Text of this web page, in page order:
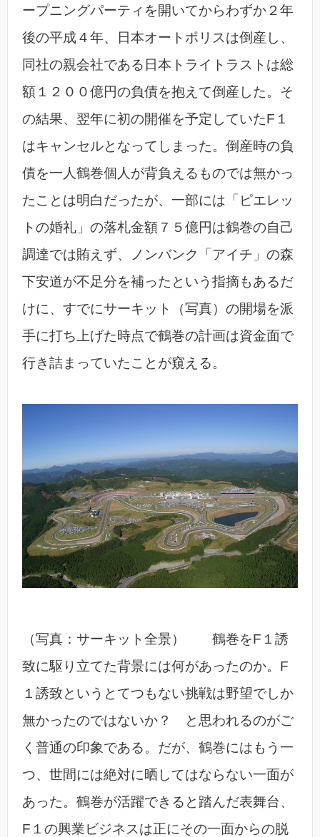
ープニングパーティを開いてからわずか２年
後の平成４年、日本オートポリスは倒産し、
同社の親会社である日本トライトラストは総
額１２００億円の負債を抱えて倒産した。そ
の結果、翌年に初の開催を予定していたF１
はキャンセルとなってしまった。倒産時の負
債を一人鶴巻個人が背負えるものでは無かっ
たことは明白だったが、一部には「ピエレッ
トの婚礼」の落札金額７５億円は鶴巻の自己
調達では賄えず、ノンバンク「アイチ」の森
下安道が不足分を補ったという指摘もあるだ
けに、すでにサーキット（写真）の開場を派
手に打ち上げた時点で鶴巻の計画は資金面で
行き詰まっていたことが窺える。
（写真：サーキット全景） 鶴巻をF１誘
致に駆り立てた背景には何があったのか。F
１誘致というとてつもない挑戦は野望でしか
無かったのではないか？ と思われるのがご
く普通の印象である。だが、鶴巻にはもう一
つ、世間には絶対に晒してはならない一面が
あった。鶴巻が活躍できると踏んだ表舞台、
F１の興業ビジネスは正にその一面からの脱